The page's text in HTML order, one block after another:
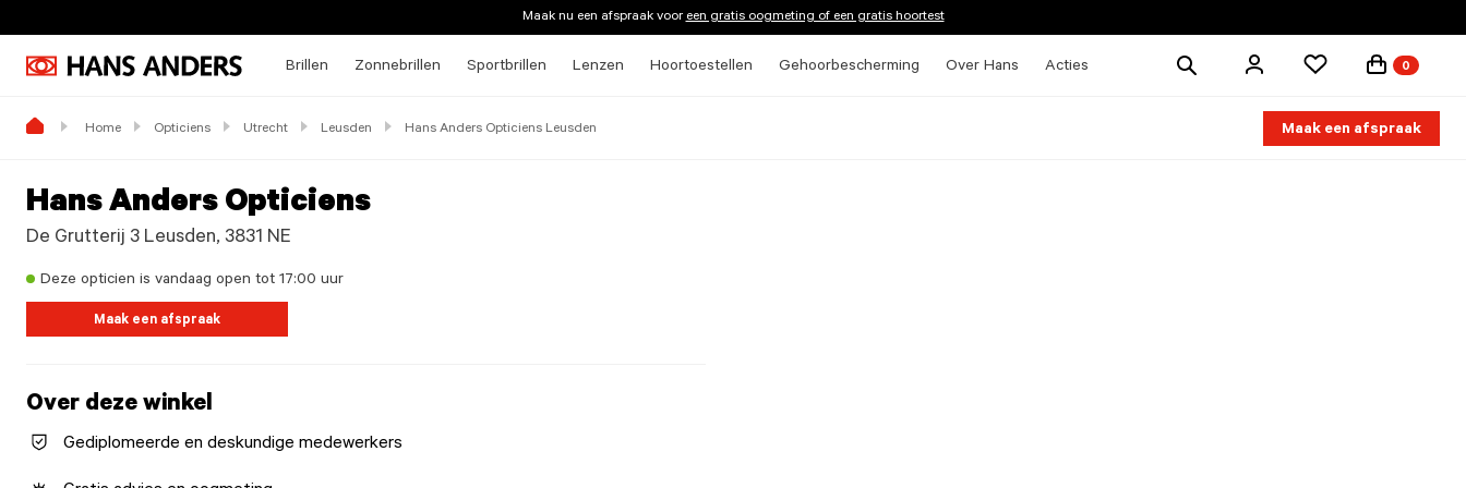
Maak nu een afspraak vooreen gratis oogmeting of een gratis hoortest
Brillen Zonnebrillen Sportbrillen Lenzen Hoortoestellen Gehoorbescherming Over Hans Acties
Zoek
0
Home Opticiens Utrecht Leusden Hans Anders Opticiens Leusden Maak een afspraak
Hans Anders Opticiens
De Grutterij 3 Leusden, 3831 NE
Deze opticien is vandaag open tot 17:00 uur
Maak een afspraak
Over deze winkel
Gediplomeerde en deskundige medewerkers